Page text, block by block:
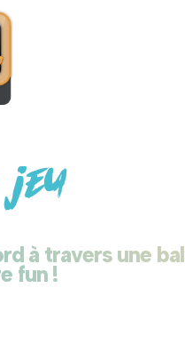
à travers une
fun !